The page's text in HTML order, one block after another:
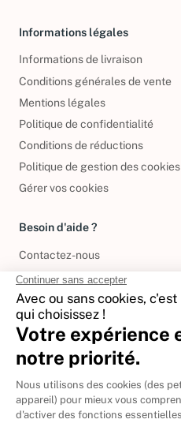
Informations légales
Informations de livraison
Conditions générales de vente
Mentions légales
Politique de confidentialité
Conditions de réductions
Politique de gestion des cookies
Gérer vos cookies
Besoin d'aide ?
Contactez-nous
International
🇪🇸Espagne
🇮🇹Italie